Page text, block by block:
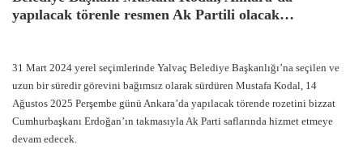
yapılacak törenle resmen Ak Partili olacak…
31 Mart 2024 yerel seçimlerinde Yalvaç Belediye Başkanlığı’na seçilen ve
uzun bir süredir görevini bağımsız olarak sürdüren Mustafa Kodal, 14
Ağustos 2025 Perşembe günü Ankara’da yapılacak törende rozetini bizzat
Cumhurbaşkanı Erdoğan’ın takmasıyla Ak Parti saflarında hizmet etmeye
devam edecek.